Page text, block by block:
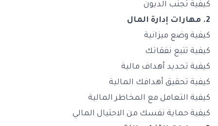
كيفية تجنب الديون
2. مهارات إدارة المال
كيفية وضع ميزانية
كيفية تتبع نفقاتك
كيفية تحديد أهداف مالية
كيفية تحقيق أهدافك المالية
كيفية التعامل مع المخاطر المالية
كيفية حماية نفسك من الاحتيال المالي